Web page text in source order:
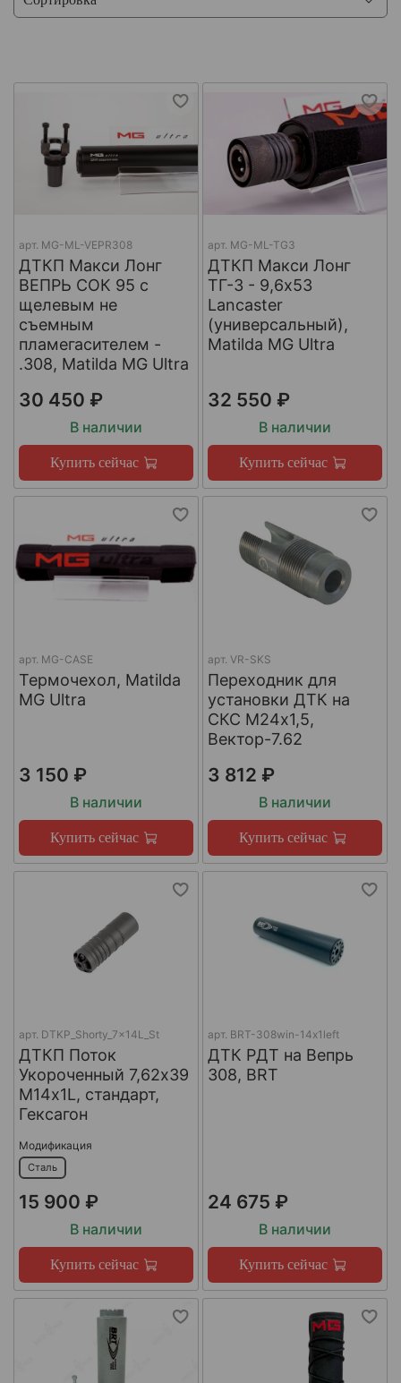
арт. МG-ML-VEPR308
ДТКП Макси Лонг
ВЕПРЬ СОК 95 с
щелевым не
съемным
пламегасителем -
.308, Matilda MG Ultra
30 450 ₽
В наличии
Купить сейчас
арт. MG-ML-TG3
ДТКП Макси Лонг
ТГ-3 - 9,6x53
Lancaster
(универсальный),
Matilda MG Ultra
32 550 ₽
В наличии
Купить сейчас
арт. MG-CASE
Термочехол, Matilda
MG Ultra
3 150 ₽
В наличии
Купить сейчас
арт. VR-SKS
Переходник для
установки ДТК на
СКС М24х1,5,
Вектор-7.62
3 812 ₽
В наличии
Купить сейчас
арт. DTKP_Shorty_7x14L_St
ДТКП Поток
Укороченный 7,62х39
М14х1L, стандарт,
Гексагон
Модификация
Сталь
15 900 ₽
В наличии
Купить сейчас
арт. BRT-308win-14х1left
ДТК РДТ на Вепрь
308, BRT
24 675 ₽
В наличии
Купить сейчас